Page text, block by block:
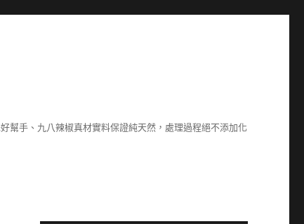
幫手、九八辣椒真材實料保證純天然，處理過程絕不添加化